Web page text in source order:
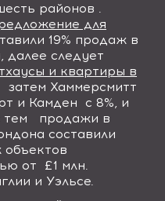
районов .
для
19% продаж в
далее следует
и квартиры в
Хаммерсмитт
и Камден с 8%, и
тем продажи в
составили
от £1 млн.
и Уэльсе.